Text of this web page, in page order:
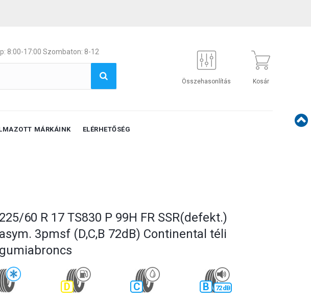
8:00-17:00 Szombaton: 8-12
Összehasonlítás Kosár
MÁRKÁINK ELÉRHETŐSÉG
225/60 R 17 TS830 P 99H FR SSR(defekt.)
asym. 3pmsf (D,C,B 72dB) Continental téli
gumiabroncs
D C B 72 dB